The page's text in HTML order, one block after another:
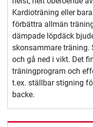
Kardioträning eller
förbättra allmän
dämpade löpdäck
skonsammare
och gå ned i vikt. Det
träningprogram och
t.ex. ställbar stigning
backe.